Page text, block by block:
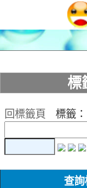
標
回標籤頁
標籤：
查詢